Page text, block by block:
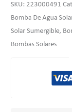
SKU: 223000491
Bomba De Agua
Solar Sumergible,
Bombas Solares